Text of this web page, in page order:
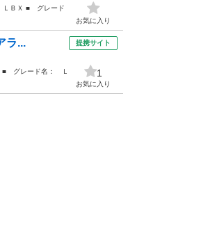
ＢＸ ■ グレード
お気に入り
ラ...
グレード名： Ｌ
提携サイト
1
お気に入り